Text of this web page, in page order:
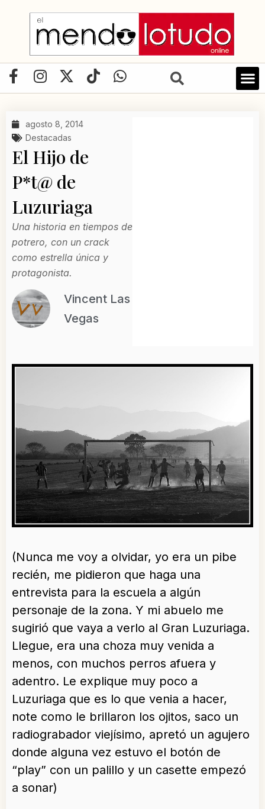
contenido
F
a
e
b
o
o
k
-
f
I
n
t
a
g
r
a
m
X
-
w
i
t
e
r
T
i
W
h
agosto 8, 2014
Destacadas
El Hijo de
P*t@ de
Luzuriaga
Una historia en tiempos de
potrero, con un crack
como estrella única y
protagonista.
Vincent Las
Vegas
(Nunca me voy a olvidar, yo era un pibe
recién, me pidieron que haga una
entrevista para la escuela a algún
personaje de la zona. Y mi abuelo me
sugirió que vaya a verlo al Gran Luzuriaga.
Llegue, era una choza muy venida a
menos, con muchos perros afuera y
adentro. Le explique muy poco a
Luzuriaga que es lo que venia a hacer,
note como le brillaron los ojitos, saco un
radiograbador viejísimo, apretó un agujero
donde alguna vez estuvo el botón de
“play” con un palillo y un casette empezó
a sonar)